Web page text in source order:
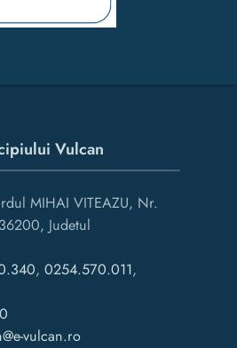
Vulcan
MIHAI VITEAZU, Nr.
Judetul
, 0254.570.011,
vulcan.ro